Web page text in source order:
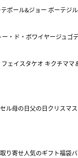
ポール&ジョー ボーテジ
ー・ド・ボワイヤージュ ゴ
ェイスタケオ キクチママ
ル母の日父の日クリスマス
り寄せ人気のギフト福袋